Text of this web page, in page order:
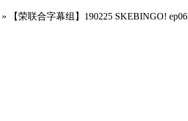
» 【荣联合字幕组】190225 SKEBINGO! ep06